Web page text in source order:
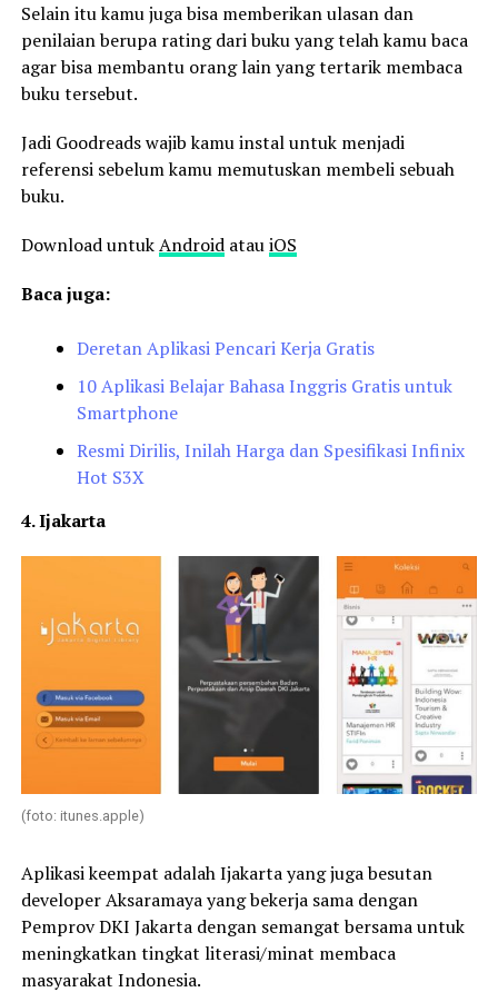
Selain itu kamu juga bisa memberikan ulasan dan
penilaian berupa rating dari buku yang telah kamu baca
agar bisa membantu orang lain yang tertarik membaca
buku tersebut.
Jadi Goodreads wajib kamu instal untuk menjadi
referensi sebelum kamu memutuskan membeli sebuah
buku.
Download untukAndroidatauiOS
Baca juga:
Deretan Aplikasi Pencari Kerja Gratis
10 Aplikasi Belajar Bahasa Inggris Gratis untuk
Smartphone
Resmi Dirilis, Inilah Harga dan Spesifikasi Infinix
Hot S3X
4. Ijakarta
(foto: itunes.apple)
Aplikasi keempat adalah Ijakarta yang juga besutan
developer Aksaramaya yang bekerja sama dengan
Pemprov DKI Jakarta dengan semangat bersama untuk
meningkatkan tingkat literasi/minat membaca
masyarakat Indonesia.